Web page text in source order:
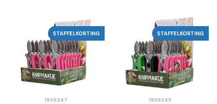
STAFFELKORTING
1959247
STAFFELKORTING
1959245